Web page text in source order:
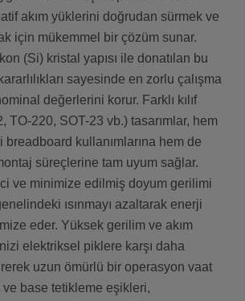
akım yüklerini doğrudan sürmek ve
için mükemmel bir çözüm sunar.
(Si) kristal yapısı ile donatılan bu
sayesinde en zorlu çalışma
değerlerini korur. Farklı kılıf
TO-220, SOT-23 vb.) tasarımlar, hem
kullanımlarına hem de
süreçlerine tam uyum sağlar.
ve minimize edilmiş doyum gerilimi
ısınmayı azaltarak enerji
eder. Yüksek gerilim ve akım
elektriksel piklere karşı daha
uzun ömürlü bir operasyon vaat
base tetikleme eşikleri,